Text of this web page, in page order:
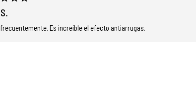
Es increíble el efecto antiarrugas.